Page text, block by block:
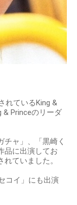
れているKing &
& Princeのリーダ
チャ」、「黒崎く
品に出演してお
ていました。
コイ」にも出演